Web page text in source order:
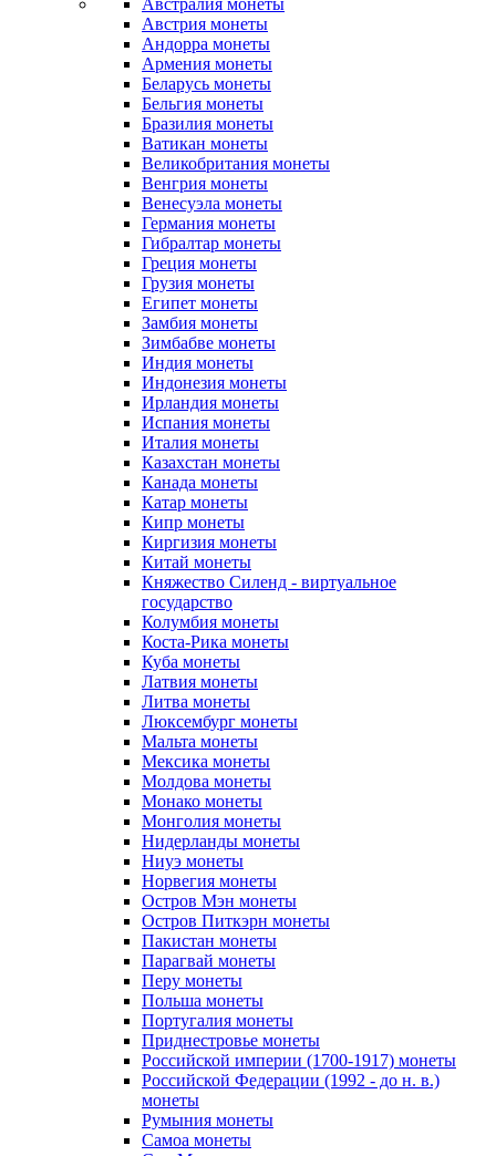
Австралия монеты
Австрия монеты
Андорра монеты
Армения монеты
Беларусь монеты
Бельгия монеты
Бразилия монеты
Ватикан монеты
Великобритания монеты
Венгрия монеты
Венесуэла монеты
Германия монеты
Гибралтар монеты
Греция монеты
Грузия монеты
Египет монеты
Замбия монеты
Зимбабве монеты
Индия монеты
Индонезия монеты
Ирландия монеты
Испания монеты
Италия монеты
Казахстан монеты
Канада монеты
Катар монеты
Кипр монеты
Киргизия монеты
Китай монеты
Княжество Силенд - виртуальное
государство
Колумбия монеты
Коста-Рика монеты
Куба монеты
Латвия монеты
Литва монеты
Люксембург монеты
Мальта монеты
Мексика монеты
Молдова монеты
Монако монеты
Монголия монеты
Нидерланды монеты
Ниуэ монеты
Норвегия монеты
Остров Мэн монеты
Остров Питкэрн монеты
Пакистан монеты
Парагвай монеты
Перу монеты
Польша монеты
Португалия монеты
Приднестровье монеты
Российской империи (1700-1917) монеты
Российской Федерации (1992 - до н. в.)
монеты
Румыния монеты
Самоа монеты